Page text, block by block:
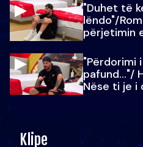
"Duhet të
lëndo"/
përjetimin
"Përdorimi
pafund…"/
Nëse ti je i
Klipe